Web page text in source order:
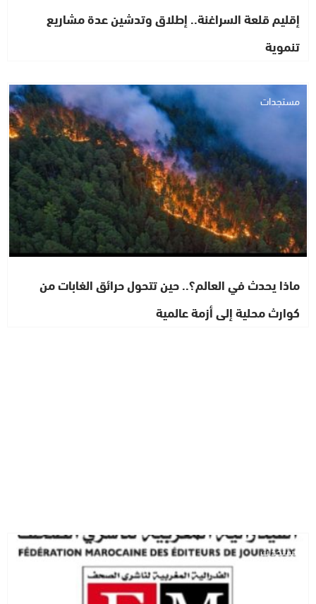
إقليم قلعة السراغنة.. إطلاق وتدشين عدة مشاريع
تنموية
مستجدات
ماذا يحدث في العالم؟.. حين تتحول حرائق الغابات من
كوارث محلية إلى أزمة عالمية
مستجدات